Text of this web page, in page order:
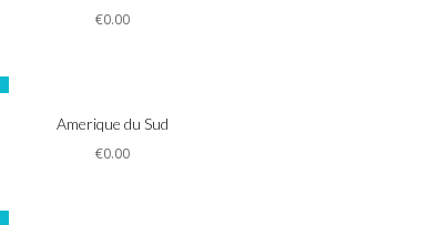
€0.00
Informations
Amerique du Sud
€0.00